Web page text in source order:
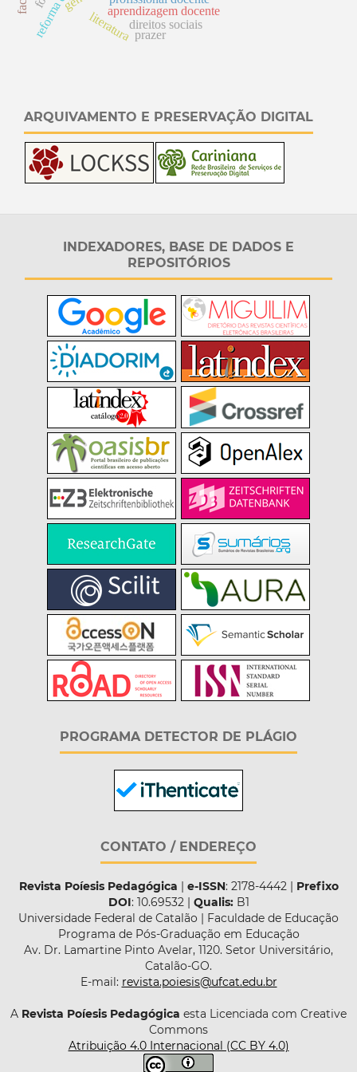
aprendizagem docente
literatura direitos sociais
prazer
ARQUIVAMENTO E PRESERVAÇÃO DIGITAL
INDEXADORES, BASE DE DADOS E
REPOSITÓRIOS
PROGRAMA DETECTOR DE PLÁGIO
CONTATO / ENDEREÇO
Revista Poíesis Pedagógica | e-ISSN: 2178-4442 | Prefixo
DOI: 10.69532 | Qualis:B1
Universidade Federal de Catalão | Faculdade de Educação
Programa de Pós-Graduação em Educação
Av. Dr. Lamartine Pinto Avelar, 1120. Setor Universitário,
Catalão-GO.
E-mail: revista.poiesis@ufcat.edu.br
A Revista Poíesis Pedagógica esta Licenciada com Creative
Commons
Atribuição 4.0 Internacional (CC BY 4.0)